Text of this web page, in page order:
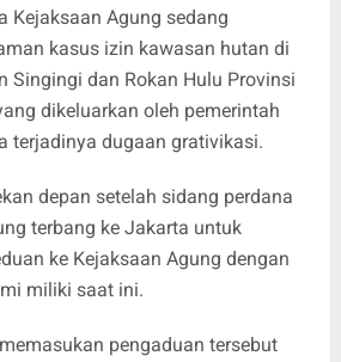
Kejaksaan Agung sedang
kasus izin kawasan hutan di
Singingi dan Rokan Hulu Provinsi
dikeluarkan oleh pemerintah
terjadinya dugaan grativikasi.
depan setelah sidang perdana
terbang ke Jakarta untuk
ke Kejaksaan Agung dengan
miliki saat ini.
pengaduan tersebut